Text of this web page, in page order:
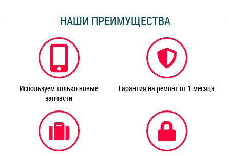
НАШИ ПРЕИМУЩЕСТВА
Используем только новые
запчасти
Гарантия на ремонт от 1 месяца